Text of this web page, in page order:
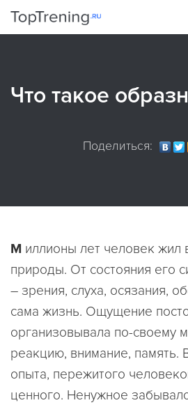
Что такое
Поделиться:
М иллионы лет человек жил
природы. От состояния его
– зрения, слуха, осязания,
сама жизнь. Ощущение
организовывала по-своему
реакцию, внимание, память.
опыта, пережитого
ценного. Ненужное